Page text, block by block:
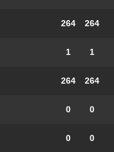
264 264
1 1
264 264
0 0
0 0